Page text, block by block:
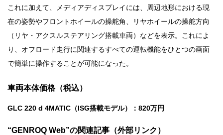
これに加えて、メディアディスプレイには、周辺地形における現
在の姿勢やフロントホイールの操舵角、リヤホイールの操舵方向
（リヤ・アクスルステアリング搭載車両）などを表示。これによ
り、オフロード走行に関連するすべての運転機能をひとつの画面
で簡単に操作することが可能になった。
車両本体価格（税込）
GLC 220 d 4MATIC（ISG搭載モデル）：820万円
“GENROQ Web”の関連記事（外部リンク）